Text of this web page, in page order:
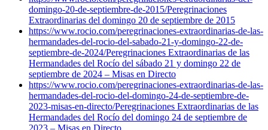
domingo-20-de-septiembre-de-2015/Peregrinaciones
Extraordinarias del domingo 20 de septiembre de 2015
https://www.rocio.com/peregrinaciones-extraordinarias-de-las-
hermandades-del-rocio-del-sabado-21-y-domingo-22-de-
septiembre-de-2024/Peregrinaciones Extraordinarias de las
Hermandades del Rocío del sábado 21 y domingo 22 de
septiembre de 2024 – Misas en Directo
https://www.rocio.com/peregrinaciones-extraordinarias-de-las-
hermandades-del-rocio-del-domingo-24-de-septiembre-de-
2023-misas-en-directo/Peregrinaciones Extraordinarias de las
Hermandades del Rocío del domingo 24 de septiembre de